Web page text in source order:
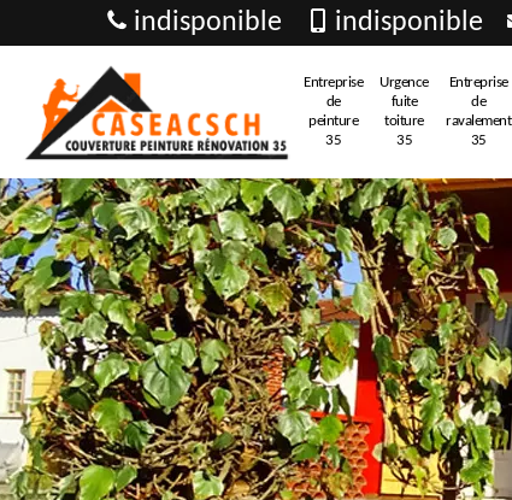
indisponible indisponible
Entreprise
de
peinture
35
Urgence
fuite
toiture
35
Entreprise
de
ravalement
35